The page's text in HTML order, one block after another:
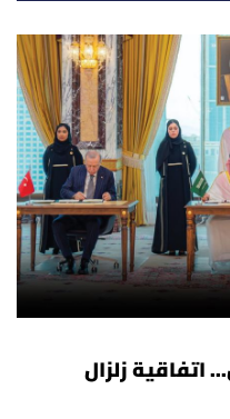
اتفاقية زلزال